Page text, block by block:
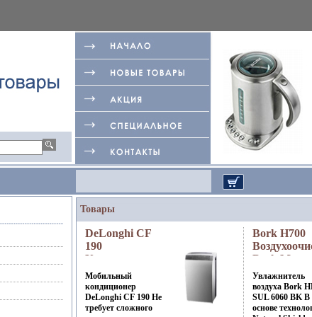
Товары
DeLonghi CF
190
Кондиционер
De'Longhi 2010
г ; Модель: CF
190 инфо
8468a.
Мобильный
кондиционер
DeLonghi CF 190 Не
требует сложного
Bork H700
Bork
H700 / HF
6060 BK
8469a.
Увлажнитель
воздуха Bork
SUL 6060 BK В
основе